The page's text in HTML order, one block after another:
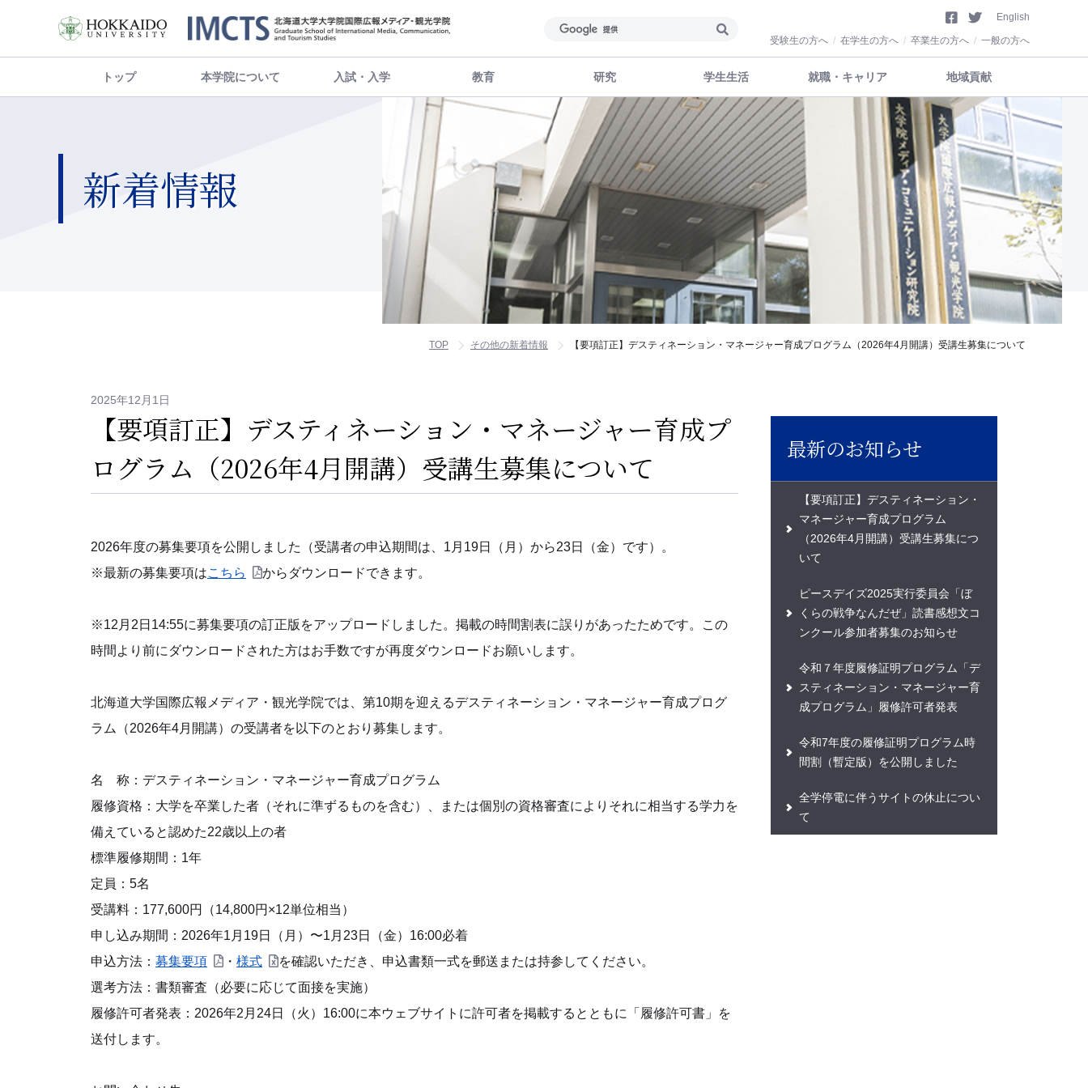
English
受験生の方へ 在学生の方へ 卒業生の方へ 一般の方へ
トップ 本学院について 入試・入学 教育 研究 学生生活 就職・キャリア 地域貢献
新着情報
TOP その他の新着情報 【要項訂正】デスティネーション・マネージャー育成プログラム（2026年4月開講）受講生募集について
2025年12月1日
【要項訂正】デスティネーション・マネージャー育成プ
ログラム（2026年4月開講）受講生募集について
2026年度の募集要項を公開しました（受講者の申込期間は、1月19日（月）から23日（金）です）。
※最新の募集要項はこちら からダウンロードできます。
※12月2日14:55に募集要項の訂正版をアップロードしました。掲載の時間割表に誤りがあったためです。この
時間より前にダウンロードされた方はお手数ですが再度ダウンロードお願いします。
北海道大学国際広報メディア・観光学院では、第10期を迎えるデスティネーション・マネージャー育成プログ
ラム（2026年4月開講）の受講者を以下のとおり募集します。
名 称：デスティネーション・マネージャー育成プログラム
履修資格：大学を卒業した者（それに準ずるものを含む）、または個別の資格審査によりそれに相当する学力を
備えていると認めた22歳以上の者
標準履修期間：1年
定員：5名
受講料：177,600円（14,800円×12単位相当）
申し込み期間：2026年1月19日（月）〜1月23日（金）16:00必着
申込方法： 募集要項 ・ 様式
を確認いただき、申込書類一式を郵送または持参してください。
選考方法：書類審査（必要に応じて面接を実施）
履修許可者発表：2026年2月24日（火）16:00に本ウェブサイトに許可者を掲載するとともに「履修許可書」を
送付します。
最新のお知らせ
【要項訂正】デスティネーション・
マネージャー育成プログラム
（2026年4月開講）受講生募集につ
いて
ピースデイズ2025実行委員会「ぼ
くらの戦争なんだぜ」読書感想文コ
ンクール参加者募集のお知らせ
令和７年度履修証明プログラム「デ
スティネーション・マネージャー育
成プログラム」履修許可者発表
令和7年度の履修証明プログラム時
間割（暫定版）を公開しました
全学停電に伴うサイトの休止につい
て